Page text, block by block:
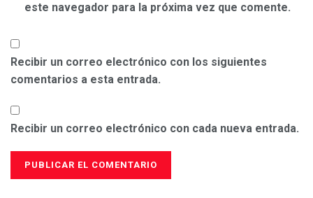
este navegador para la próxima vez que comente.
Recibir un correo electrónico con los siguientes
comentarios a esta entrada.
Recibir un correo electrónico con cada nueva entrada.